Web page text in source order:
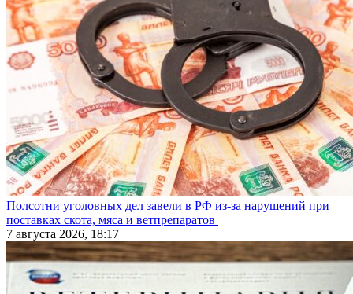
Полсотни уголовных дел завели в РФ из-за нарушений при
поставках скота, мяса и ветпрепаратов
7 августа 2026, 18:17